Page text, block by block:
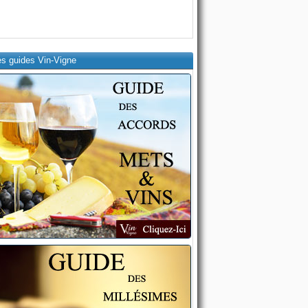
guides Vin-Vigne